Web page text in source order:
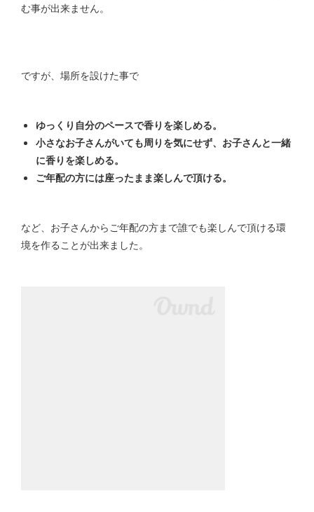
む事が出来ません。
ですが、場所を設けた事で
ゆっくり自分のペースで香りを楽しめる。
小さなお子さんがいても周りを気にせず、お子さんと一緒
に香りを楽しめる。
ご年配の方には座ったまま楽しんで頂ける。
など、お子さんからご年配の方まで誰でも楽しんで頂ける環
境を作ることが出来ました。